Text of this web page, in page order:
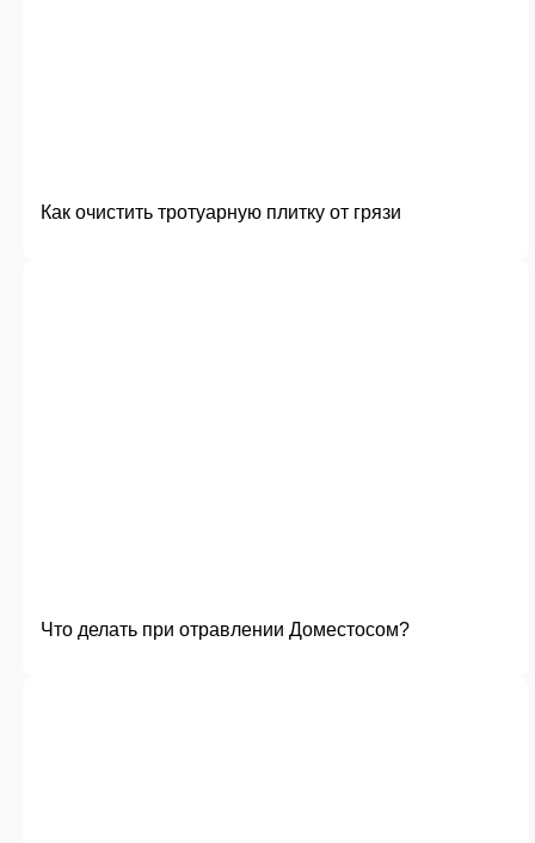
Как очистить тротуарную плитку от грязи
Что делать при отравлении Доместосом?